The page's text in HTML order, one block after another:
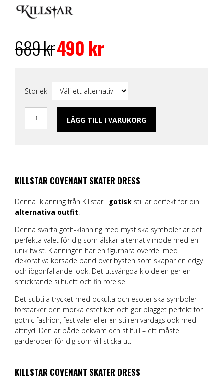
689kr priset
490 krpriset
Storlek
LÄGG TILL I VARUKORG
KILLSTAR COVENANT SKATER DRESS
Denna klänning från Killstar i gotisk stil är perfekt för din
alternativa outfit.
Denna svarta goth-klänning med mystiska symboler är det
perfekta valet för dig som älskar alternativ mode med en
unik twist. Klänningen har en figurnära överdel med
dekorativa korsade band över bysten som skapar en edgy
och iögonfallande look. Det utsvängda kjoldelen ger en
smickrande silhuett och fin rörelse.
Det subtila trycket med ockulta och esoteriska symboler
förstärker den mörka estetiken och gör plagget perfekt för
gothic fashion, festivaler eller en stilren vardagslook med
attityd. Den är både bekväm och stilfull – ett måste i
garderoben för dig som vill sticka ut.
KILLSTAR COVENANT SKATER DRESS